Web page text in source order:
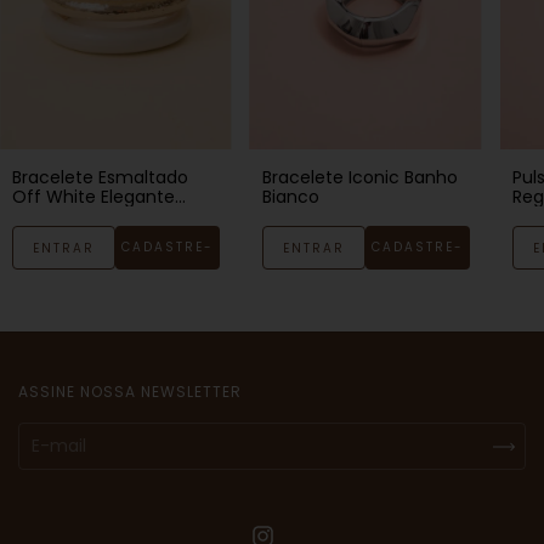
Bracelete Esmaltado
Off White Elegante
ENTRAR CADASTRE-
Bracelete Iconic Banho
Bianco
ENTRAR CADASTRE-
ASSINE NOSSA NEWSLETTER